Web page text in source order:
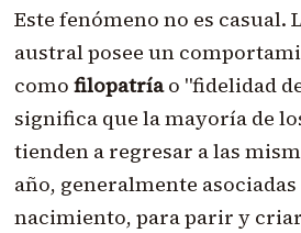
Este fenómeno no es casual.
austral posee un
como filopatríao "fidelidad
significa que la mayoría de
tienden a regresar a las
año, generalmente
nacimiento, para parir y